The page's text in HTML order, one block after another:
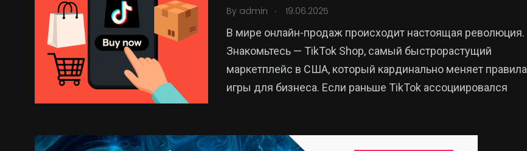
By admin . 19.06.2025
В мире онлайн-продаж происходит настоящая революция.
Знакомьтесь — TikTok Shop, самый быстрорастущий
маркетплейс в США, который кардинально меняет правила
игры для бизнеса. Если раньше TikTok ассоциировался